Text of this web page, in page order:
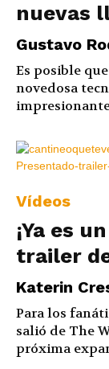
nuevas
Gustavo
Es posible
novedosa
Vídeos
¡Ya es
trailer
Katerin
Para los
salió de The
próxima